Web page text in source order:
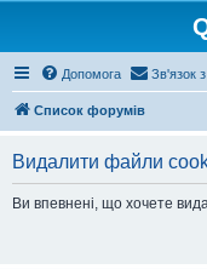
Допомога Зв'язок з
Список форумів
Видалити файли
Ви впевнені, що хочете